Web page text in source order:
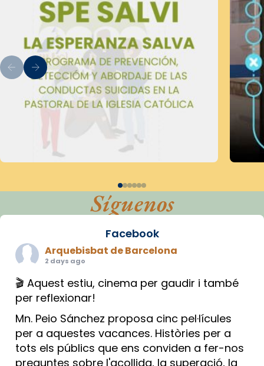
Síguenos
Facebook
Arquebisbat de Barcelona
2 days ago
🎬 Aquest estiu, cinema per gaudir i també
per reflexionar!
Mn. Peio Sánchez proposa cinc pel·lícules
per a aquestes vacances. Històries per a
tots els públics que ens conviden a fer-nos
preguntes sobre l'acollida, la superació, la